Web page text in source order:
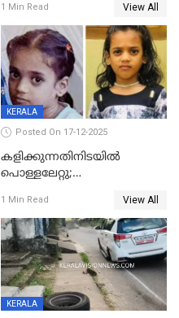
കണ്ടോത്ത് ദേശീയ പാതയിൽ
1 Min Read View All
KERALA
Posted On 17-12-2025
കളിക്കുന്നതിനിടയിൽ
പൊള്ളലേറ്റു;
ക്ലാസ് വിദ്യാർത്ഥിനി മരിച്ചു
1 Min Read View All
KERALA